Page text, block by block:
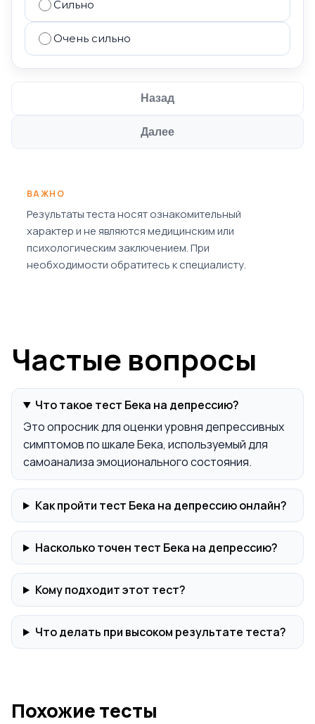
Сильно
Очень сильно
Назад
Далее
ВАЖНО
Результаты теста носят ознакомительный
характер и не являются медицинским или
психологическим заключением. При
необходимости обратитесь к специалисту.
Частые вопросы
Что такое тест Бека на депрессию?
Это опросник для оценки уровня депрессивных
симптомов по шкале Бека, используемый для
самоанализа эмоционального состояния.
Как пройти тест Бека на депрессию онлайн?
Насколько точен тест Бека на депрессию?
Кому подходит этот тест?
Что делать при высоком результате теста?
Похожие тесты